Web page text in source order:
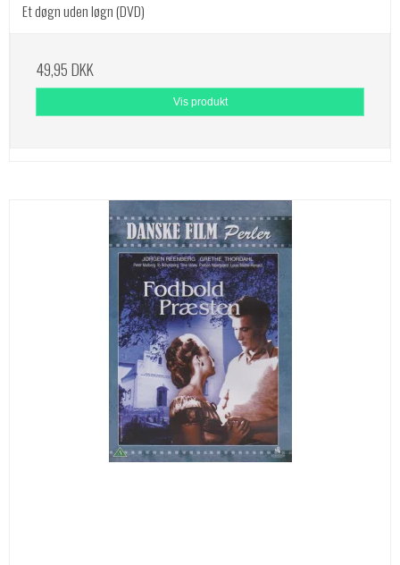
Et døgn uden løgn (DVD)
49,95 DKK
Vis produkt